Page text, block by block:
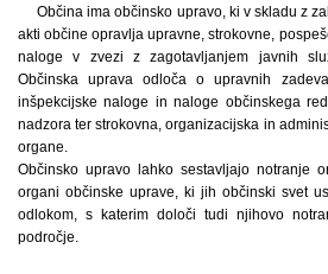
Občina ima občinsko upravo, ki v skladu z
akti občine opravlja upravne, strokovne,
naloge v zvezi z zagotavljanjem javnih
Občinska uprava odloča o upravnih
inšpekcijske naloge in naloge občinskega
nadzora ter strokovna, organizacijska in
organe.
Občinsko upravo lahko sestavljajo notranje
organi občinske uprave, ki jih občinski svet
odlokom, s katerim določi tudi njihovo
področje.